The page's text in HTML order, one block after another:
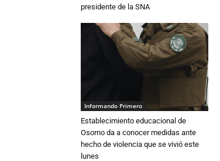
presidente de la SNA
Informando Primero
Establecimiento educacional de
Osorno da a conocer medidas ante
hecho de violencia que se vivió este
lunes